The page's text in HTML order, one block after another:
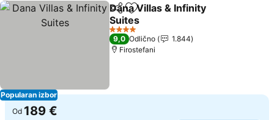
Popularan izbor
Deli Dodati u favorite
Dana Villas & Infinity
Suites
Pogledaj cene
4 Zvezdice
9,0 Odlično
1.844
Firostefani
Od 189 €